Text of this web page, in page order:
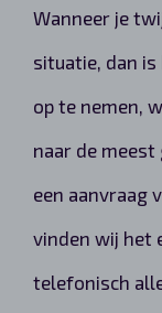
Wanneer je
situatie, dan
op te nemen,
naar de meest
een aanvraag
vinden wij het
telefonisch